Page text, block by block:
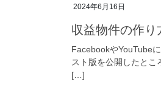
2024年6月16日
収益物件の作り
FacebookやYouTube
スト版を公開したと
[…]